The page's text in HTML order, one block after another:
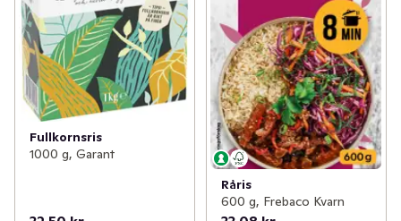
Fullkornsris
1000 g, Garant
Råris
600 g, Frebaco Kvarn